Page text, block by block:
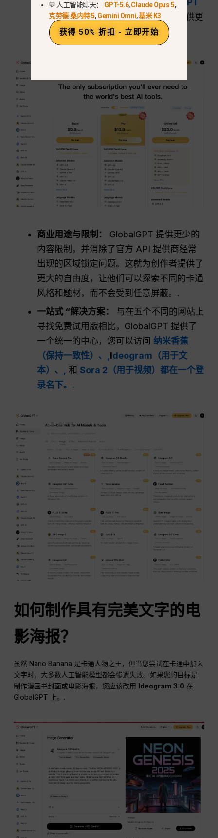
上购买灵活计划起价约为 $5.75、,
提供更
低的准入门槛。.
商业用途与限制：
GlobalGPT 提供更少的
内容限制，并消除了官方 API 提供商经常
出现的区域锁定问题。这就为创作者提供了
更大的自由度，让他们可以探索不同的卡通
风格和题材，而不会受到任意屏蔽。.
一站式 “解决方案：
与在五个不同的网站上
寻找免费试用版相比，GlobalGPT 提供了
一个统一的中心，您可以访问 纳米香蕉
（保持一致性）、,Ideogram（用于文
本）、, 和Sora 2（用于视频）都在一个登
录名下。.
如何制作具有完美文字的电
影海报？
虽然 Nano Banana 是卡通人物之王，但当您尝试在卡通中加入
文字时，大多数人工智能模型都会惨遭失败。如果您的目标是
制作漫画书封面或电影海报，您应该改用 Ideogram 3.0 在
GlobalGPT 上。.
💬 人工智能聊天： GPT-5.6,Claude Opus 5,
克劳德·桑内特 5,Gemini Omni,基米 K3
获得 50% 折扣 - 立即开始